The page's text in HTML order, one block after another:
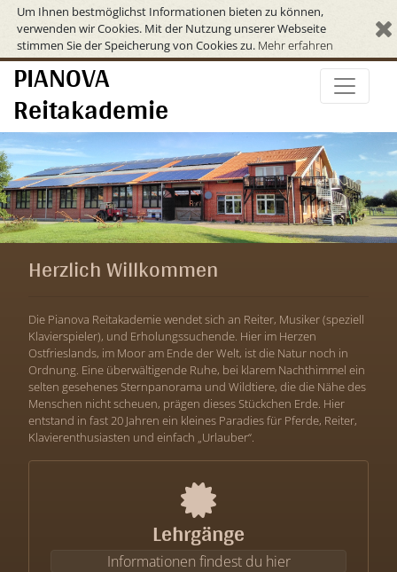
Um Ihnen bestmöglichst Informationen bieten zu können,
verwenden wir Cookies. Mit der Nutzung unserer Webseite
stimmen Sie der Speicherung von Cookies zu. Mehr erfahren
PIANOVA
Reitakademie
Herzlich Willkommen
Die Pianova Reitakademie wendet sich an Reiter, Musiker (speziell
Klavierspieler), und Erholungssuchende. Hier im Herzen
Ostfrieslands, im Moor am Ende der Welt, ist die Natur noch in
Ordnung. Eine überwältigende Ruhe, bei klarem Nachthimmel ein
selten gesehenes Sternpanorama und Wildtiere, die die Nähe des
Menschen nicht scheuen, prägen dieses Stückchen Erde. Hier
entstand in fast 20 Jahren ein kleines Paradies für Pferde, Reiter,
Klavierenthusiasten und einfach „Urlauber“.
Lehrgänge
Informationen findest du hier